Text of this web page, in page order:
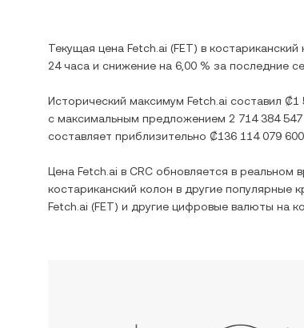
Текущая цена Fetch.ai (FET) в костариканский
24 часа и снижение на 6,00 % за последние
Исторический максимум Fetch.ai составил ₡1
с максимальным предложением 2 714 384 547
составляет приблизительно ₡136 114 079 600
Цена Fetch.ai в CRC обновляется в реальном
костариканский колон в другие популярные
Fetch.ai (FET) и другие цифровые валюты на